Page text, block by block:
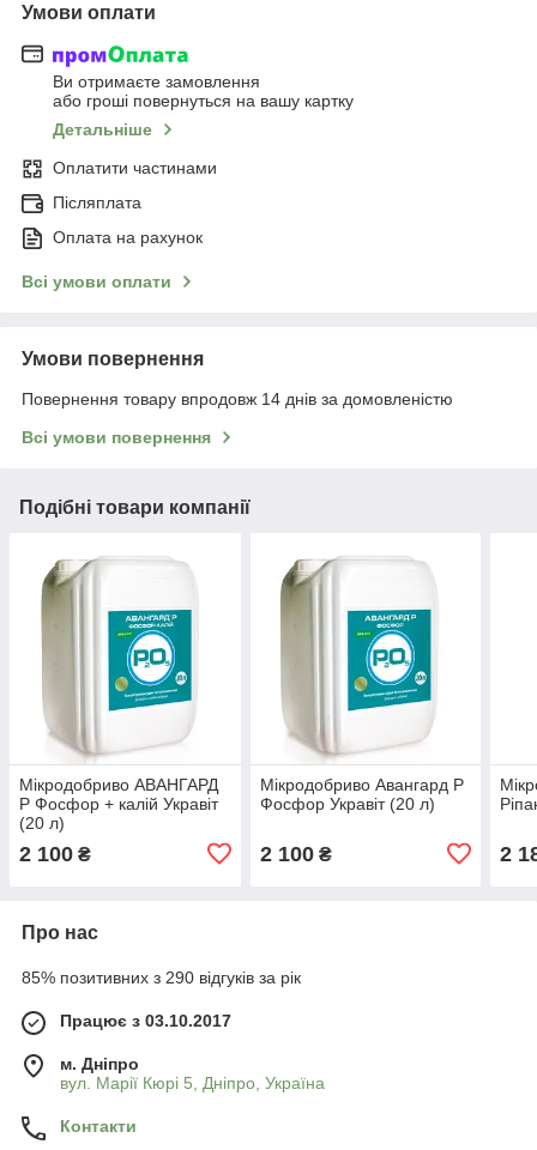
Умови оплати
Ви отримаєте замовлення
або гроші повернуться на вашу картку
Детальніше
Оплатити частинами
Післяплата
Оплата на рахунок
Всі умови оплати
Умови повернення
Повернення товару впродовж 14 днів за домовленістю
Всі умови повернення
Подібні товари компанії
Мікродобриво АВАНГАРД
Р Фосфор + калій Укравіт
(20 л)
2 100 ₴
Мікродобриво Авангард Р
Фосфор Укравіт (20 л)
2 100₴ 2
Про нас
85% позитивних з 290 відгуків за рік
Працює з 03.10.2017
м. Дніпро
вул. Марії Кюрі 5, Дніпро, Україна
Контакти